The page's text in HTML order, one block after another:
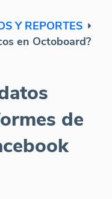
Y REPORTES
en Octoboard?
de